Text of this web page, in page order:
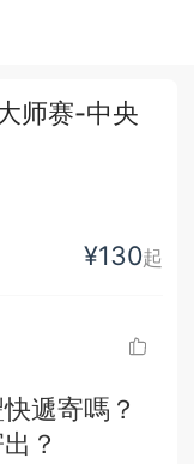
师赛-中央
¥130起
遞寄嗎？
？